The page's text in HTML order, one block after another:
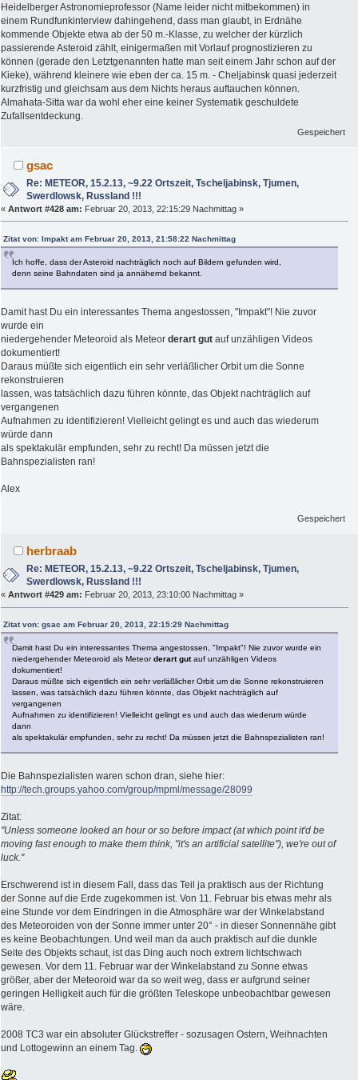
Heidelberger Astronomieprofessor (Name leider nicht mitbekommen) in
einem Rundfunkinterview dahingehend, dass man glaubt, in Erdnähe
kommende Objekte etwa ab der 50 m.-Klasse, zu welcher der kürzlich
passierende Asteroid zählt, einigermaßen mit Vorlauf prognostizieren zu
können (gerade den Letztgenannten hatte man seit einem Jahr schon auf der
Kieke), während kleinere wie eben der ca. 15 m. - Cheljabinsk quasi jederzeit
kurzfristig und gleichsam aus dem Nichts heraus auftauchen können.
Almahata-Sitta war da wohl eher eine keiner Systematik geschuldete
Zufallsentdeckung.
Gespeichert
gsac
Re: METEOR, 15.2.13, ~9.22 Ortszeit, Tscheljabinsk, Tjumen,
Swerdlowsk, Russland !!!
« Antwort #428 am: Februar 20, 2013, 22:15:29 Nachmittag »
Zitat von: Impakt am Februar 20, 2013, 21:58:22 Nachmittag
Ich hoffe, dass der Asteroid nachträglich noch auf Bildern gefunden wird,
denn seine Bahndaten sind ja annähernd bekannt.
Damit hast Du ein interessantes Thema angestossen, "Impakt"! Nie zuvor
wurde ein
niedergehender Meteoroid als Meteor derart gut auf unzähligen Videos
dokumentiert!
Daraus müßte sich eigentlich ein sehr verläßlicher Orbit um die Sonne
rekonstruieren
lassen, was tatsächlich dazu führen könnte, das Objekt nachträglich auf
vergangenen
Aufnahmen zu identifizieren! Vielleicht gelingt es und auch das wiederum
würde dann
als spektakulär empfunden, sehr zu recht! Da müssen jetzt die
Bahnspezialisten ran!
Alex
Gespeichert
herbraab
Re: METEOR, 15.2.13, ~9.22 Ortszeit, Tscheljabinsk, Tjumen,
Swerdlowsk, Russland !!!
« Antwort #429 am: Februar 20, 2013, 23:10:00 Nachmittag »
Zitat von: gsac am Februar 20, 2013, 22:15:29 Nachmittag
Damit hast Du ein interessantes Thema angestossen, "Impakt"! Nie zuvor wurde ein
niedergehender Meteoroid als Meteorderart gutauf unzähligen Videos
dokumentiert!
Daraus müßte sich eigentlich ein sehr verläßlicher Orbit um die Sonne rekonstruieren
lassen, was tatsächlich dazu führen könnte, das Objekt nachträglich auf
vergangenen
Aufnahmen zu identifizieren! Vielleicht gelingt es und auch das wiederum würde
dann
als spektakulär empfunden, sehr zu recht! Da müssen jetzt die Bahnspezialisten ran!
Die Bahnspezialisten waren schon dran, siehe hier:
http://tech.groups.yahoo.com/group/mpml/message/28099
Zitat:
"Unless someone looked an hour or so before impact (at which point it'd be
moving fast enough to make them think, "it's an artificial satellite"), we're out of
luck."
Erschwerend ist in diesem Fall, dass das Teil ja praktisch aus der Richtung
der Sonne auf die Erde zugekommen ist. Von 11. Februar bis etwas mehr als
eine Stunde vor dem Eindringen in die Atmosphäre war der Winkelabstand
des Meteoroiden von der Sonne immer unter 20° - in dieser Sonnennähe gibt
es keine Beobachtungen. Und weil man da auch praktisch auf die dunkle
Seite des Objekts schaut, ist das Ding auch noch extrem lichtschwach
gewesen. Vor dem 11. Februar war der Winkelabstand zu Sonne etwas
größer, aber der Meteoroid war da so weit weg, dass er aufgrund seiner
geringen Helligkeit auch für die größten Teleskope unbeobachtbar gewesen
wäre.
2008 TC3 war ein absoluter Glückstreffer - sozusagen Ostern, Weihnachten
und Lottogewinn an einem Tag.